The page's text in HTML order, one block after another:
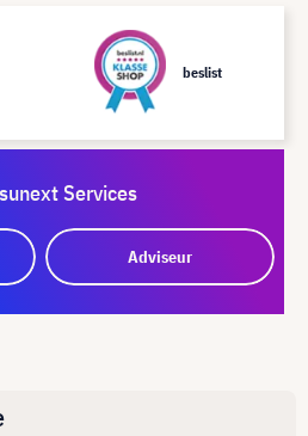
beslist
Services
Adviseur